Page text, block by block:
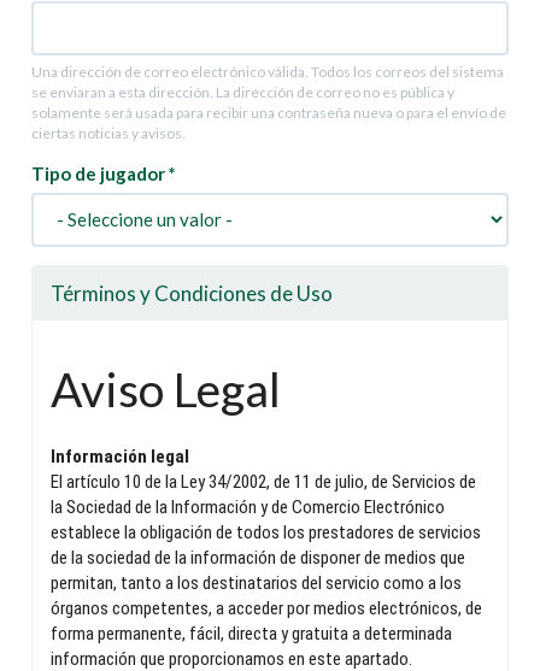
Una dirección de correo electrónico válida. Todos los correos del sistema
se enviaran a esta dirección. La dirección de correo no es pública y
solamente será usada para recibir una contraseña nueva o para el envío de
ciertas noticias y avisos.
Tipo de jugador*
Términos y Condiciones de Uso
Aviso Legal
Información legal
El artículo 10 de la Ley 34/2002, de 11 de julio, de Servicios de
la Sociedad de la Información y de Comercio Electrónico
establece la obligación de todos los prestadores de servicios
de la sociedad de la información de disponer de medios que
permitan, tanto a los destinatarios del servicio como a los
órganos competentes, a acceder por medios electrónicos, de
forma permanente, fácil, directa y gratuita a determinada
información que proporcionamos en este apartado.